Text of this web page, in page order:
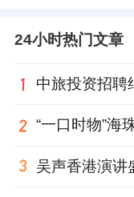
24小时热门文章